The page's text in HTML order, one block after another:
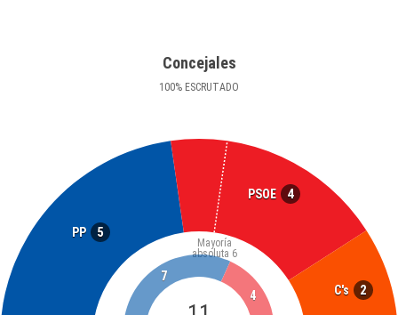
Concejales
100% ESCRUTADO
PP 5
PSOE 4
C's 2
Mayoría
absoluta 6
7
4